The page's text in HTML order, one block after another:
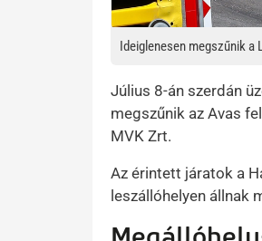
Ideiglenesen megszűnik a
Július 8-án szerdán
megszűnik az Avas
MVK Zrt.
Az érintett járatok a
leszállóhelyen állnak